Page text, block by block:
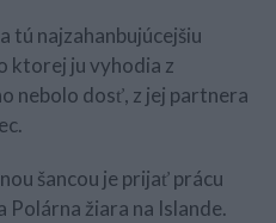
tú najzahanbujúcejšiu
ktorej ju vyhodia z
nebolo dosť, z jej partnera
šancou je prijaťprácu
žiara na Islande.